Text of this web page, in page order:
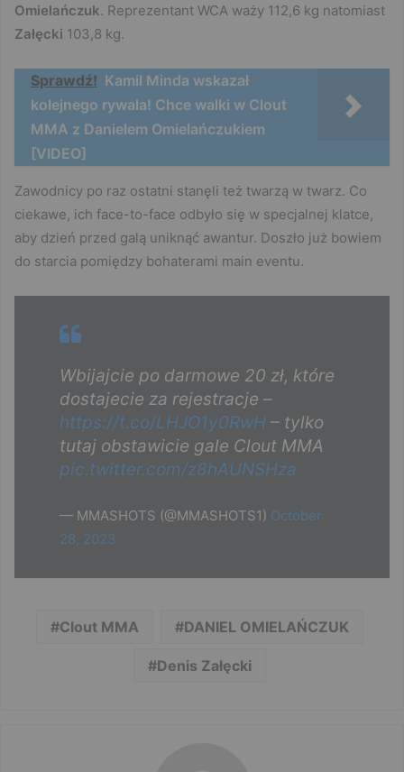
Omielańczuk. Reprezentant WCA waży 112,6 kg natomiast
Załęcki 103,8 kg.
Sprawdź! Kamil Minda wskazał
kolejnego rywala! Chce walki w Clout
MMA z Danielem Omielańczukiem
[VIDEO]
Zawodnicy po raz ostatni stanęli też twarzą w twarz. Co
ciekawe, ich face-to-face odbyło się w specjalnej klatce,
aby dzień przed galą uniknąć awantur. Doszło już bowiem
do starcia pomiędzy bohaterami main eventu.
Wbijajcie po darmowe 20 zł, które
dostajecie za rejestracje –
https://t.co/LHJO1y0RwH – tylko
tutaj obstawicie gale Clout MMA
pic.twitter.com/z8hAUNSHza
— MMASHOTS (@MMASHOTS1) October
28, 2023
Clout MMA DANIEL OMIELAŃCZUK
Denis Załęcki